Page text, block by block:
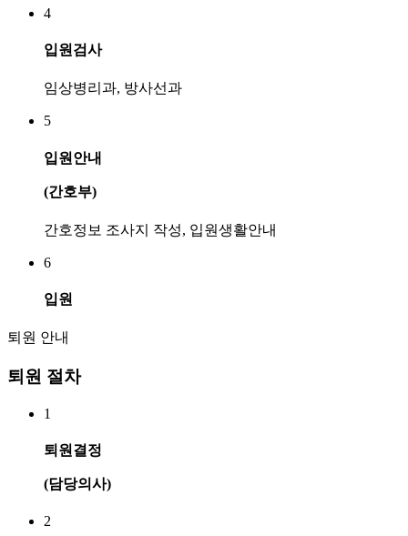
4
입원검사
임상병리과, 방사선과
5
입원안내
(간호부)
간호정보 조사지 작성, 입원생활안내
6
입원
퇴원 안내
퇴원 절차
1
퇴원결정
(담당의사)
2